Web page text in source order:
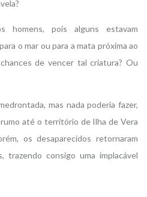
homens, pois alguns estavam
o mar ou para a mata próxima ao
de vencer tal criatura? Ou
mas nada poderia fazer,
até o território de Ilha de Vera
os desaparecidos retornaram
trazendo consigo uma implacável